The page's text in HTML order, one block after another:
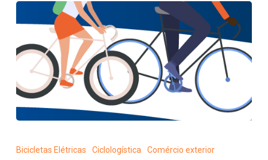
Bicicletas Elétricas Ciclologística
Comércio exterior